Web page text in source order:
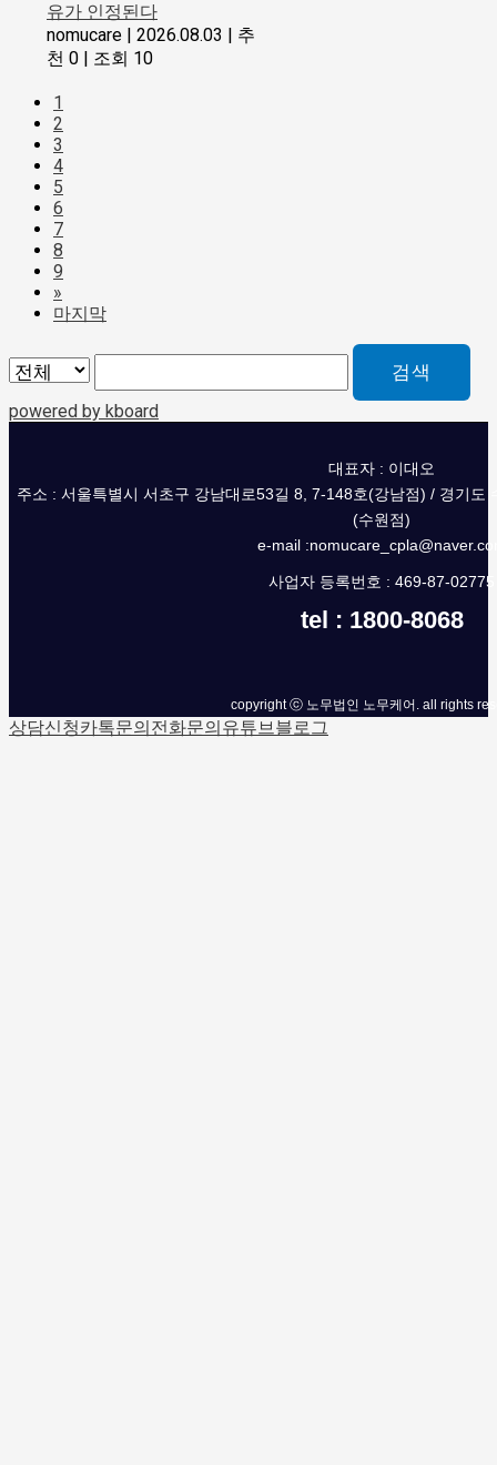
유가 인정된다
nomucare | 2026.08.03 | 추
천 0 | 조회 10
1
2
3
4
5
6
7
8
9
»
마지막
검색
powered by kboard
대표자 : 이대오
주소 : 서울특별시 서초구 강남대로53길 8, 7-148호(강남점) / 경기도
(수원점)
e-mail
사업자 등록번호 : 469-87-02775
tel : 1800-8068
copyright ⓒ 노무법인 노무케어. all rights
상담신청카톡문의전화문의유튜브블로그